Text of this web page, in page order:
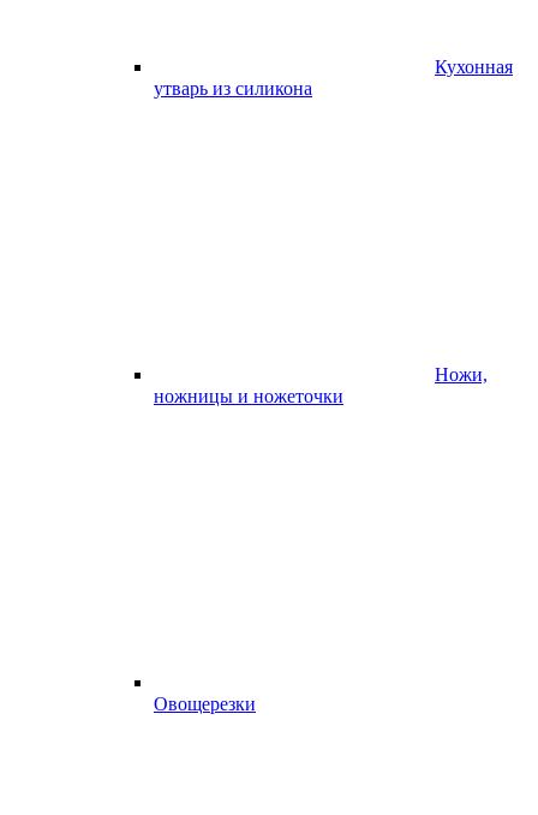
Кухонная
утварь из силикона
Ножи,
ножницы и ножеточки
Овощерезки